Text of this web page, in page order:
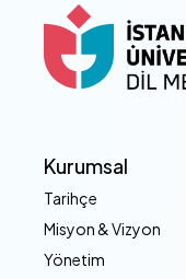
Kurumsal
Tarihçe
Misyon & Vizyon
Yönetim